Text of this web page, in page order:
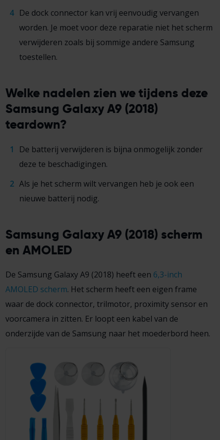
De dock connector kan vrij eenvoudig vervangen
worden. Je moet voor deze reparatie niet het scherm
verwijderen zoals bij sommige andere Samsung
toestellen.
Welke nadelen zien we tijdens deze
Samsung Galaxy A9 (2018)
teardown?
De batterij verwijderen is bijna onmogelijk zonder
deze te beschadigingen.
Als je het scherm wilt vervangen heb je ook een
nieuwe batterij nodig.
Samsung Galaxy A9 (2018) scherm
en AMOLED
De Samsung Galaxy A9 (2018) heeft een 6,3-inch
AMOLED scherm. Het scherm heeft een eigen frame
waar de dock connector, trilmotor, proximity sensor en
voorcamera in zitten. Er loopt een kabel van de
onderzijde van de Samsung naar het moederbord heen.